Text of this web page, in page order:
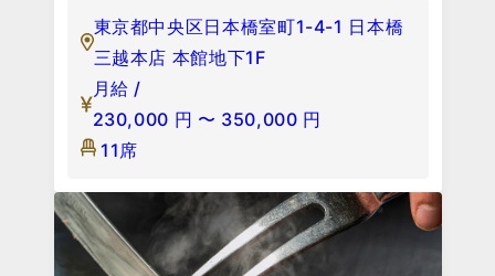
東京都中央区日本橋室町1-4-1 日本橋
三越本店 本館地下1F
月給 /
230,000 円 〜 350,000 円
11席